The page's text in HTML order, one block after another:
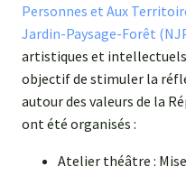
Personnes et Aux
Jardin-Paysage-Forêt
artistiques et
objectif de stimuler la
autour des valeurs de la
ont été organisés :
Atelier théâtre :